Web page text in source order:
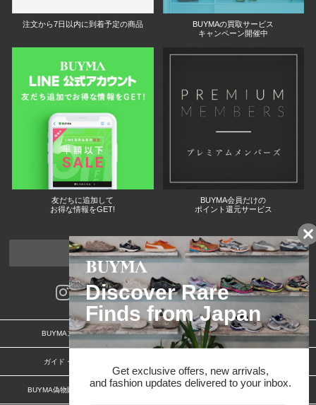
注文から7日以内に到着予定の商品
BUYMAの買取サービス
キャンペーン開催中
友だちに追加して
お得な情報をGET!
BUYMA会員だけの
ポイント還元サービス
ページトップへ
BUYMAスタートガイド 安心への取り組み
ガイド・お問い合わせ
BUYMA偽物販売防止の取り組み BUYMA CARD